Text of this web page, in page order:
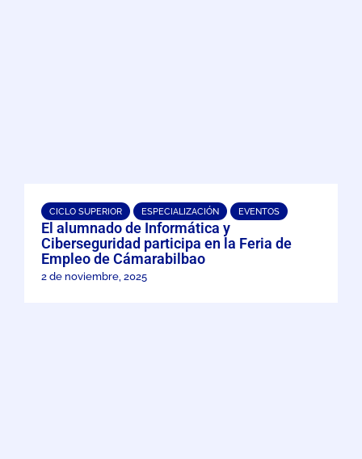
CICLO SUPERIOR ESPECIALIZACIÓN EVENTOS
El alumnado de Informática y
Ciberseguridad participa en la Feria de
Empleo de Cámarabilbao
2 de noviembre, 2025